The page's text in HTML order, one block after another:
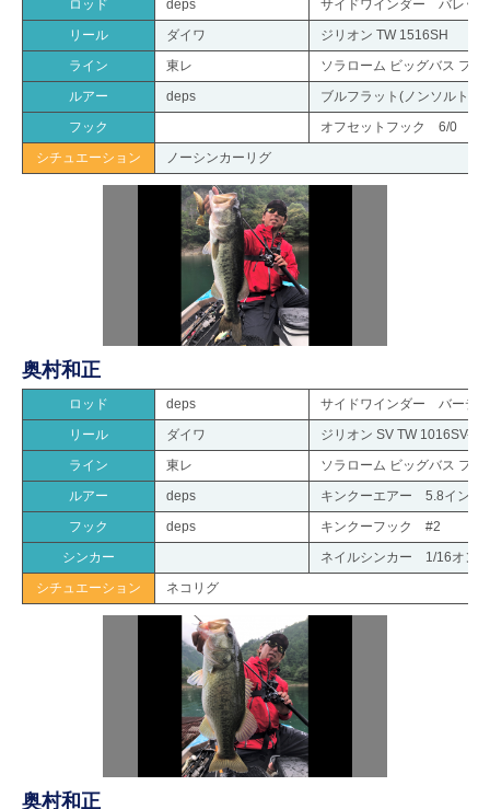
ロッド deps
サイドワインダー バレッ
リール
ダイワ
ジリオン TW 1516SH
ライン
東レ
ソラローム ビッグバス フ
ルアー
deps
ブルフラット(ノンソルト
フック
オフセットフック 6/0
シチュエーション
ノーシンカーリグ
奥村和正
ロッド deps
サイドワインダー バーデ
リール
ダイワ
ジリオン SV TW 1016SV-
ライン
東レ
ソラローム ビッグバス フ
ルアー
deps
キンクーエアー 5.8インチ
フック
deps
キンクーフック #2
シンカー
ネイルシンカー 1/16オンス
シチュエーション
ネコリグ
奥村和正